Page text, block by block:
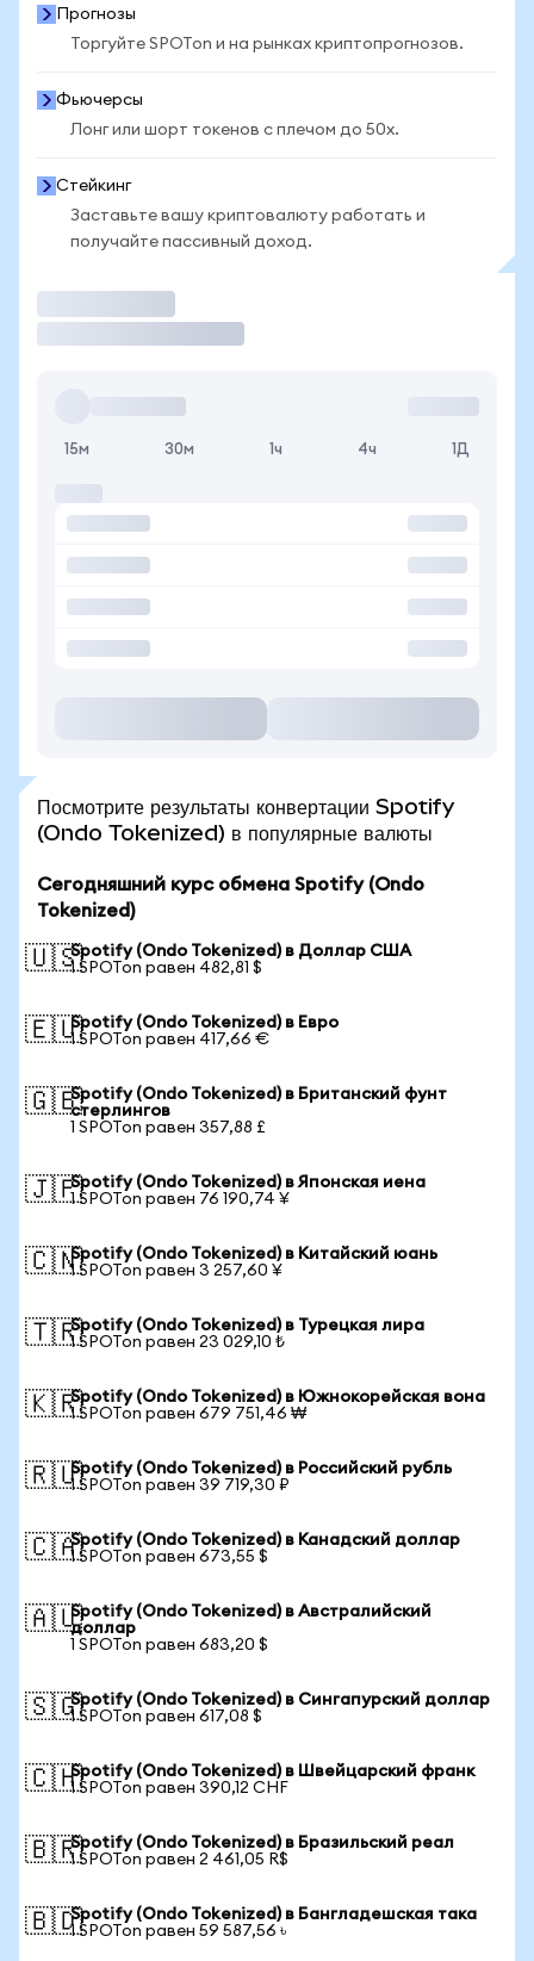
Прогнозы
Торгуйте SPOTon и на рынках криптопрогнозов.
Фьючерсы
Лонг или шорт токенов с плечом до 50x.
Стейкинг
Заставьте вашу криптовалюту работать и
получайте пассивный доход.
15м 30м 1ч 4ч 1Д
Посмотрите результаты конвертации Spotify
(Ondo Tokenized) в популярные валюты
Сегодняшний курс обмена Spotify (Ondo
Tokenized)
🇺🇸Spotify (Ondo Tokenized) в Доллар США
1 SPOTon равен 482,81 $
🇪🇺Spotify (Ondo Tokenized) в Евро
1 SPOTon равен 417,66 €
🇬🇧Spotify (Ondo Tokenized) в Британский фунт
стерлингов
1 SPOTon равен 357,88 £
🇯🇵Spotify (Ondo Tokenized) в Японская иена
1 SPOTon равен 76 190,74 ¥
🇨🇳Spotify (Ondo Tokenized) в Китайский юань
1 SPOTon равен 3 257,60 ¥
🇹🇷Spotify (Ondo Tokenized) в Турецкая лира
1 SPOTon равен 23 029,10 ₺
🇰🇷Spotify (Ondo Tokenized) в Южнокорейская вона
1 SPOTon равен 679 751,46 ₩
🇷🇺Spotify (Ondo Tokenized) в Российский рубль
1 SPOTon равен 39 719,30 ₽
🇨🇦Spotify (Ondo Tokenized) в Канадский доллар
1 SPOTon равен 673,55 $
🇦🇺Spotify (Ondo Tokenized) в Австралийский
доллар
1 SPOTon равен 683,20 $
🇸🇬Spotify (Ondo Tokenized) в Сингапурский доллар
1 SPOTon равен 617,08 $
🇨🇭Spotify (Ondo Tokenized) в Швейцарский франк
1 SPOTon равен 390,12 CHF
🇧🇷Spotify (Ondo Tokenized) в Бразильский реал
1 SPOTon равен 2 461,05 R$
🇧🇩Spotify (Ondo Tokenized) в Бангладешская така
1 SPOTon равен 59 587,56 ৳